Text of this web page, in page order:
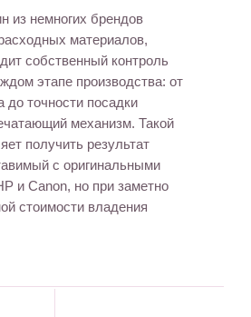
из немногих брендов
материалов,
собственный контроль
этапе производства: от
до точности посадки
механизм. Такой
получить результат
с оригинальными
и Canon, но при заметно
стоимости владения